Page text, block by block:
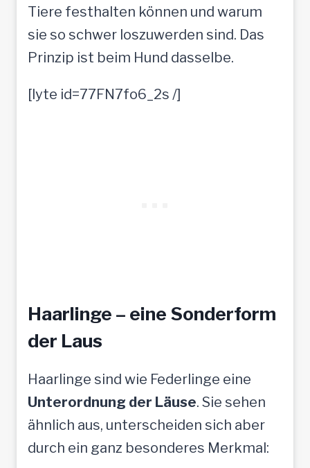
Tiere festhalten können und warum
sie so schwer loszuwerden sind. Das
Prinzip ist beim Hund dasselbe.
[lyte id=77FN7fo6_2s /]
Haarlinge – eine Sonderform
der Laus
Haarlinge sind wie Federlinge eine
Unterordnung der Läuse. Sie sehen
ähnlich aus, unterscheiden sich aber
durch ein ganz besonderes Merkmal: